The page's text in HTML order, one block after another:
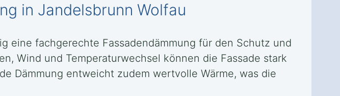
in Jandelsbrunn Wolfau
eine fachgerechte Fassadendämmung für den Schutz und
Wind und Temperaturwechsel können die Fassade stark
Dämmung entweicht zudem wertvolle Wärme, was die